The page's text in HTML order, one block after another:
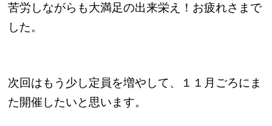
苦労しながらも大満足の出来栄え！お疲れさまで
した。
次回はもう少し定員を増やして、１１月ごろにま
た開催したいと思います。